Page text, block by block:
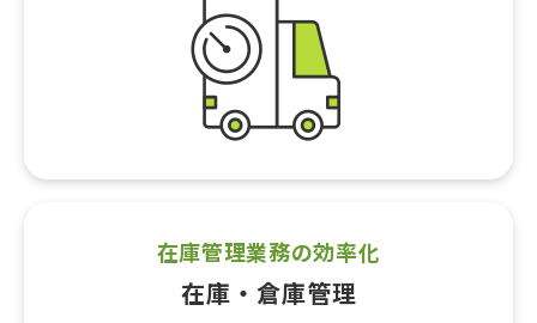
在庫管理業務の効率化
在庫・倉庫管理